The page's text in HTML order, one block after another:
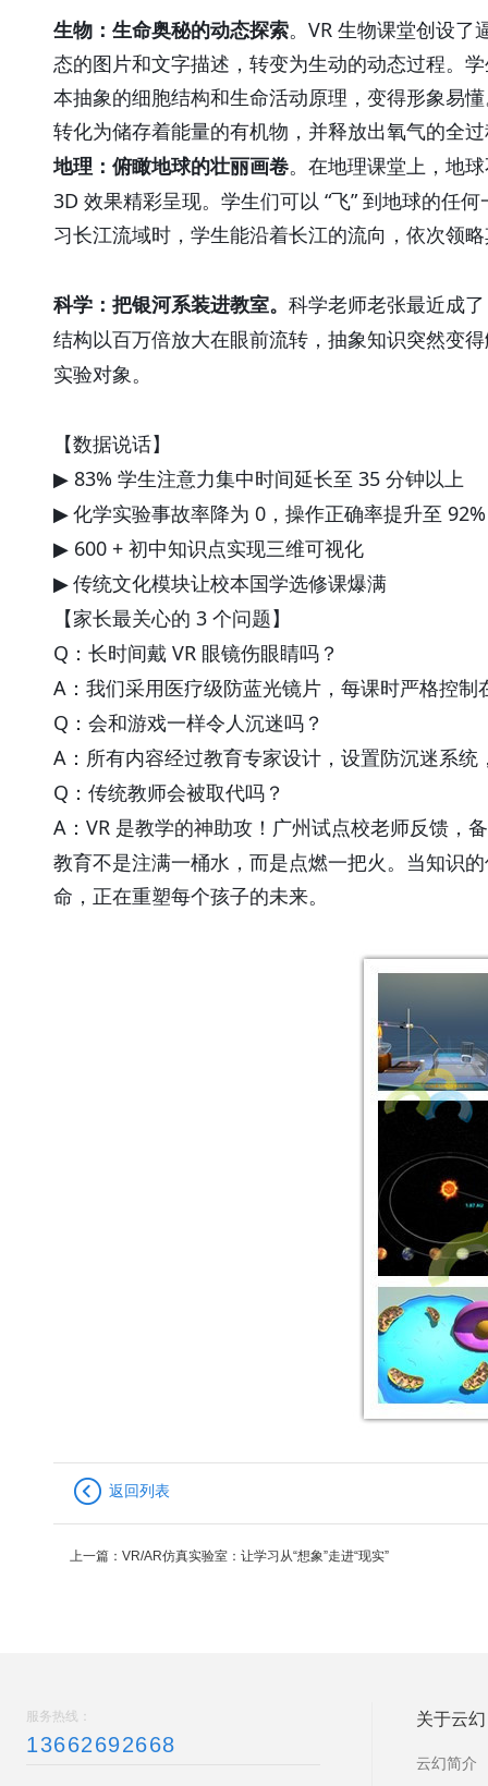
生物：生命奥秘的动态探索。 VR 生物课堂创设了
态的图片和文字描述，转变为生动的动态过程。
本抽象的细胞结构和生命活动原理，变得形象易
转化为储存着能量的有机物，并释放出氧气的全
地理：俯瞰地球的壮丽画卷。在地理课堂上，地
3D 效果精彩呈现。学生们可以 “飞” 到地球的任何
习长江流域时，学生能沿着长江的流向，依次领
科学：把银河系装进教室。 科学老师老张最近成了
结构以百万倍放大在眼前流转，抽象知识突然变
实验对象。
【数据说话】
▶ 83% 学生注意力集中时间延长至 35 分钟以上
▶ 化学实验事故率降为 0 ，操作正确率提升至 92%
▶ 600 + 初中知识点实现三维可视化
▶ 传统文化模块让校本国学选修课爆满
【家长最关心的 3 个问题】
Q ：长时间戴 VR 眼镜伤眼睛吗？
A ：我们采用医疗级防蓝光镜片，每课时严格控制
Q ：会和游戏一样令人沉迷吗？
A ：所有内容经过教育专家设计，设置防沉迷系
Q ：传统教师会被取代吗？
A ： VR 是教学的神助攻！广州试点校老师反馈，
教育不是注满一桶水，而是点燃一把火。当知识
命，正在重塑每个孩子的未来。
返回列表
上一篇： VR/AR仿真实验室：让学习从“想象”走进“现实”
服务热线：
13662692668
关于云幻
云幻简介